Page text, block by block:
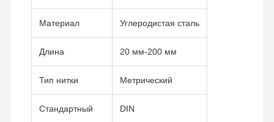
Материал Углеродистая сталь
Длина 20 мм-200 мм
Тип нитки Метрический
Стандартный DIN